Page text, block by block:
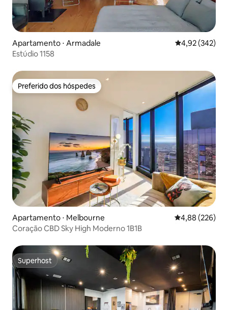
Apartamento ⋅ Armadale 4,92 de uma
4,92 (342)
Estúdio 1158
Preferido dos hóspedes
Preferido dos hóspedes
Apartamento ⋅ Melbourne 4,88 de uma
4,88 (226)
Coração CBD Sky High Moderno 1B1B
Superhost
Superhost